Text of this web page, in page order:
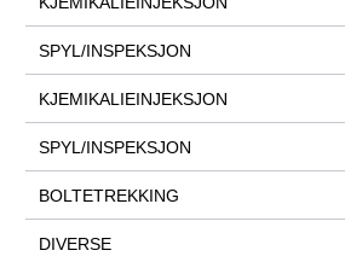
SPYL/INSPEKSJON
KJEMIKALIEINJEKSJON
SPYL/INSPEKSJON
BOLTETREKKING
DIVERSE